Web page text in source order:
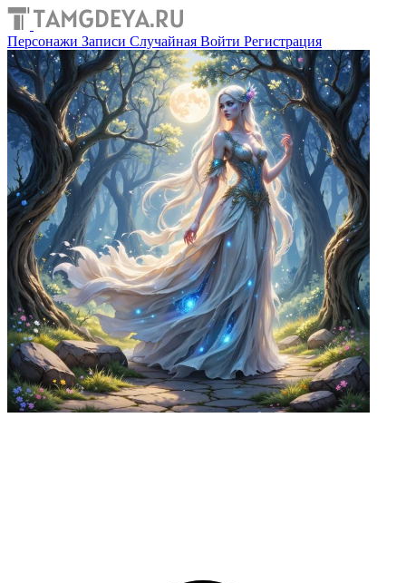
Персонажи Записи Случайная Войти Регистрация